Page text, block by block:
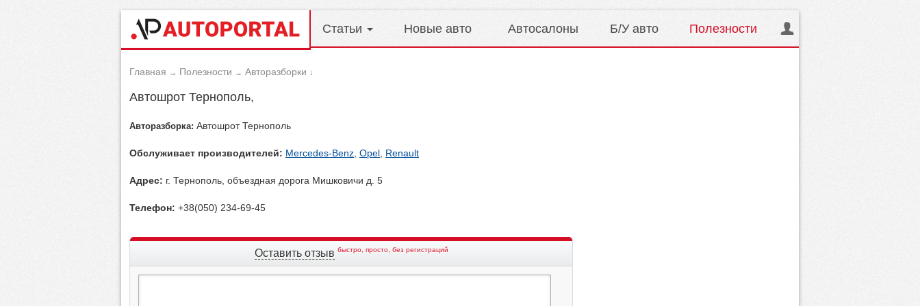
Статьи Новые авто Автосалоны Б/У авто Полезности
Главная → Полезности → Авторазборки ↓
Автошрот Тернополь,
Авторазборка: Автошрот Тернополь
Обслуживает производителей: Mercedes-Benz Opel Renault
Адрес: г. Тернополь, объездная дорога Мишковичи д. 5
Телефон: +38(050) 234-69-45
Оставить отзыв быстро, просто, без регистраций